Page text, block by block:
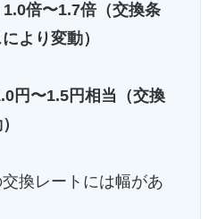
倍〜1.7倍（交換条
より変動）
円〜1.5円相当（交換
換レートには幅があ